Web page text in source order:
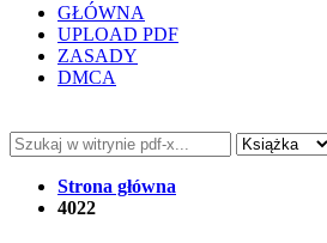
GŁÓWNA
UPLOAD PDF
ZASADY
DMCA
Strona główna
4022